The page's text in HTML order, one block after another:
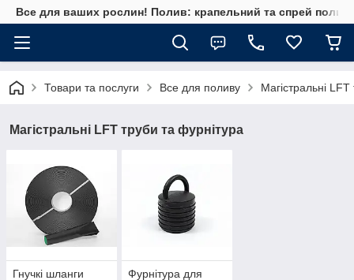
Все для ваших рослин! Полив: крапельний та спрей полив,
Товари та послуги Все для поливу Магістральні
Магістральні LFT труби та фурнітура
Гнучкі шланги
Фурнітура для